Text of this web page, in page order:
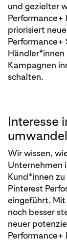
und gezielter
Performance+
priorisiert
Performance+
Kampagnen
schalten.
Interesse
Wir wissen,
Unternehmen
Kund*innen
Pinterest
eingeführt. Mit
noch besser
neuer
Performance+